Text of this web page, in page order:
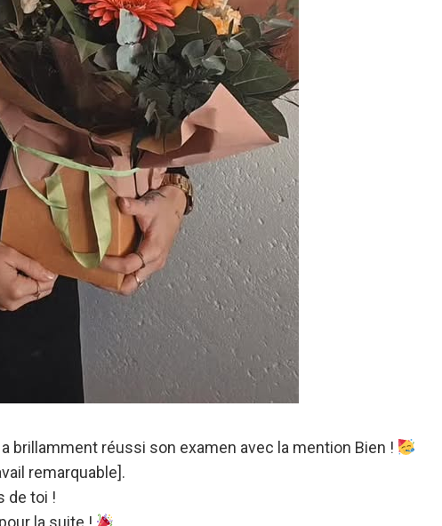
brillamment réussi son examen avec la mention Bien !
remarquable].
de toi !
la suite !